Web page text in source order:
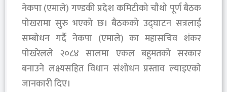
नेकपा (एमाले) गण्डकी प्रदेश कमिटीको चौथो पूर्ण बैठक
पोखरामा सुरु भएको छ। बैठकको उद्घाटन सत्रलाई
सम्बोधन गर्दै नेकपा (एमाले) का महासचिव शंकर
पोखरेलले २०८४ सालमा एकल बहुमतको सरकार
बनाउने लक्ष्यसहित विधान संशोधन प्रस्ताव ल्याइएको
जानकारी दिए।